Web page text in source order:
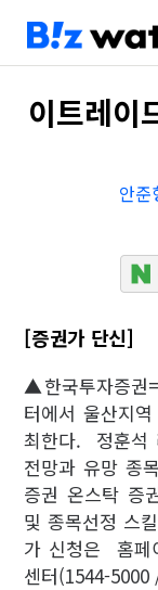
이트레이
안준
[증권가 단신]
▲한국투자증권
터에서 울산지
최한다. 정훈석
전망과 유망 종
증권 온스탁 증
및 종목선정 스
가 신청은 홈
센터(1544-